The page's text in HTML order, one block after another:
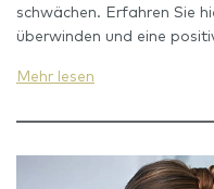
schwächen. Erfahren Sie
überwinden und eine
Mehr lesen